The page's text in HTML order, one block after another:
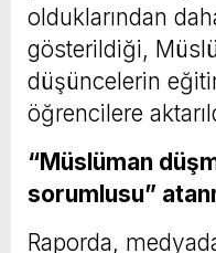
olduklarından
gösterildiği,
düşüncelerin
öğrencilere
“Müslüman
sorumlusu”
Raporda,